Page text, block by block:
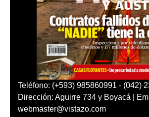
Teléfono: (+593) 985860991 - (042)
Dirección: Aguirre 734 y Boyacá |
webmaster@vistazo.com